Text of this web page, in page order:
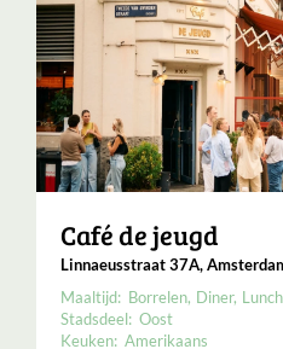
Café de jeugd
Linnaeusstraat 37A,
Maaltijd: Borrelen Diner Lunch
Stadsdeel: Oost
Keuken: Amerikaans